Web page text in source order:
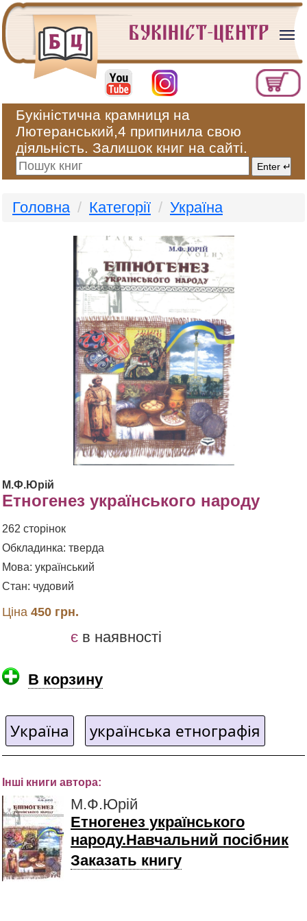
Букіністична крамниця на
Лютеранський,4 припинила свою
діяльність. Залишок книг на сайті.
Головна Категорії Україна
М.Ф.Юрій
Етногенез українського народу
262 сторінок
Обкладинка: тверда
Мова: український
Стан: чудовий
Ціна 450 грн.
є в наявності
В корзину
Україна українська етнографія
Інші книги автора:
М.Ф.Юрій
Етногенез українського
народу.Навчальний посібник
Заказать книгу